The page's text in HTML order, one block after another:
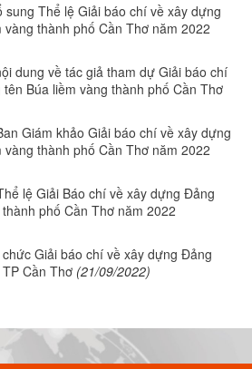
sung Thể lệ Giải báo chí về xây dựng
thành phố Cần Thơ năm 2022
dung về tác giả tham dự Giải báo chí
Búa liềm vàng thành phố Cần Thơ
Giám khảo Giải báo chí về xây dựng
thành phố Cần Thơ năm 2022
lệ Giải Báo chí về xây dựng Đảng
phố Cần Thơ năm 2022
Giải báo chí về xây dựng Đảng
Cần Thơ (21/09/2022)